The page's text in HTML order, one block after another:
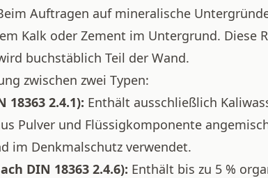
Auftragen auf mineralische
Kalk oder Zement im Untergrund. Diese
buchstäblich Teil der Wand.
zwischen zwei Typen:
2.4.1): Enthält ausschließlich
Pulver und Flüssigkomponente
im Denkmalschutz verwendet.
DIN 18363 2.4.6): Enthält bis zu 5 %